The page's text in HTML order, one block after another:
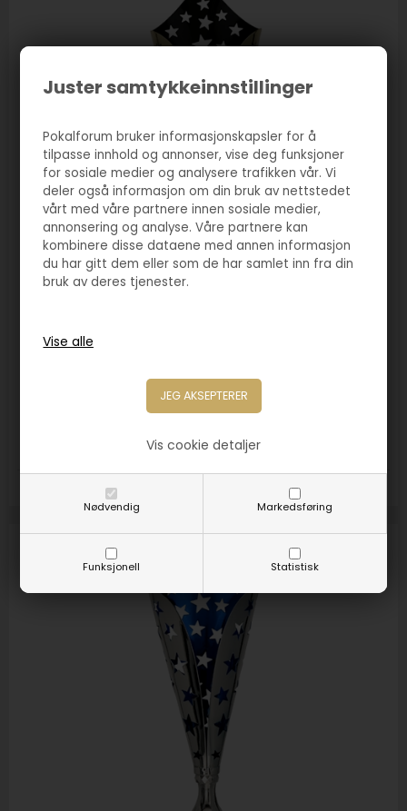
Juster samtykkeinnstillinger
Pokalforum bruker informasjonskapsler for å
tilpasse innhold og annonser, vise deg funksjoner
for sosiale medier og analysere trafikken vår. Vi
deler også informasjon om din bruk av nettstedet
vårt med våre partnere innen sosiale medier,
annonsering og analyse. Våre partnere kan
kombinere disse dataene med annen informasjon
du har gitt dem eller som de har samlet inn fra din
bruk av deres tjenester.
Nødvendig Markedsføring
Funksjonell Statistisk
Vis cookie detaljer
Pokal Vegas gull/sort
Størrelse: 480mm